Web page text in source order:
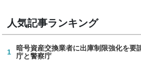
人気記事ランキング
1
暗号資産交換業者に出庫制限強化を
庁と警察庁